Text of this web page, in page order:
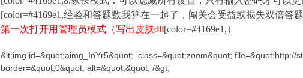
[color=#4169e1,经验和答题数我算在一起了，闯关会受益或损失双倍答
第一次打开用管理员模式（写出皮肤dll[color=#4169e1,）
&lt;img id=&quot;aimg_InYr5&quot; class=&quot;zoom&quot;
border=&quot;0&quot; alt=&quot;&quot; /&gt;